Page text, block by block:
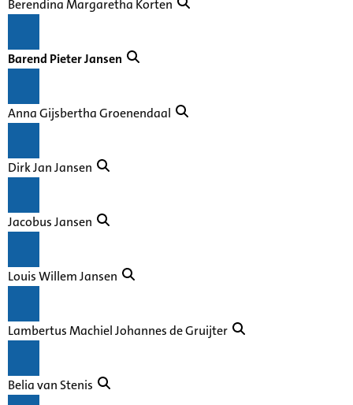
Berendina Margaretha Korten
Barend Pieter Jansen
Anna Gijsbertha Groenendaal
Dirk Jan Jansen
Jacobus Jansen
Louis Willem Jansen
Lambertus Machiel Johannes de Gruijter
Belia van Stenis